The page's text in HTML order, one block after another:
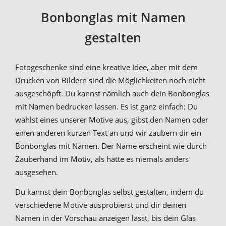
Bonbonglas mit Namen
gestalten
Fotogeschenke sind eine kreative Idee, aber mit dem
Drucken von Bildern sind die Möglichkeiten noch nicht
ausgeschöpft. Du kannst nämlich auch dein Bonbonglas
mit Namen bedrucken lassen. Es ist ganz einfach: Du
wählst eines unserer Motive aus, gibst den Namen oder
einen anderen kurzen Text an und wir zaubern dir ein
Bonbonglas mit Namen. Der Name erscheint wie durch
Zauberhand im Motiv, als hätte es niemals anders
ausgesehen.
Du kannst dein Bonbonglas selbst gestalten, indem du
verschiedene Motive ausprobierst und dir deinen
Namen in der Vorschau anzeigen lässt, bis dein Glas